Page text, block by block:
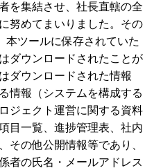
を集結させ、社長直轄の全
努めてまいりました。その
本ツールに保存されていた
ダウンロードされたことが
ダウンロードされた情報
情報（システムを構成する
ジェクト運営に関する資料
目一覧、進捗管理表、社内
その他公開情報等であり、
者の氏名・メールアドレス